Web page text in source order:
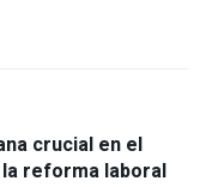
crucial en el
reforma laboral